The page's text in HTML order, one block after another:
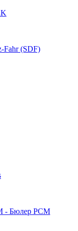
Fahr (SDF)
- Бюлер РСМ